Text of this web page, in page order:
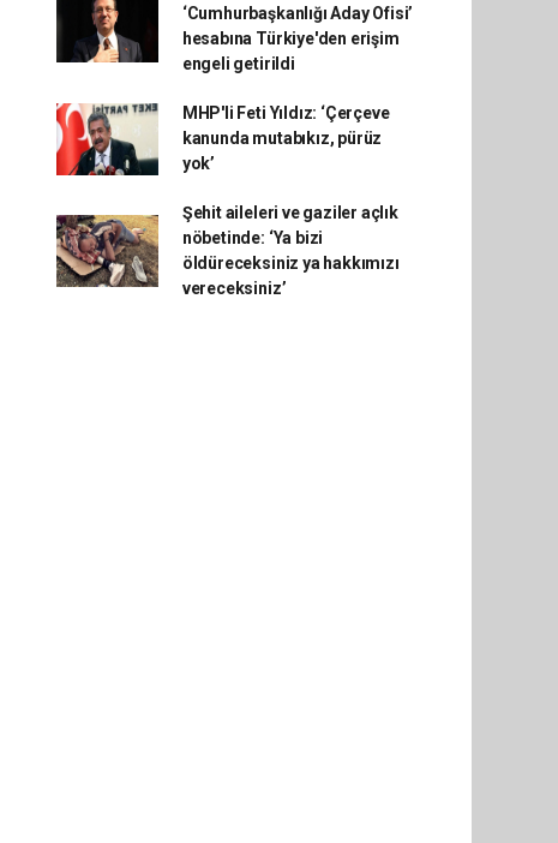
‘Cumhurbaşkanlığı Aday Ofisi’
hesabına Türkiye'den erişim
engeli getirildi
MHP'li Feti Yıldız: ‘Çerçeve
kanunda mutabıkız, pürüz
yok’
Şehit aileleri ve gaziler açlık
nöbetinde: ‘Ya bizi
öldüreceksiniz ya hakkımızı
vereceksiniz’